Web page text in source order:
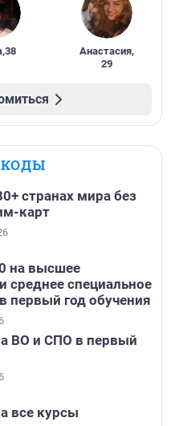
,38 Анастасия,
29
странах мира без
карт
на высшее
среднее специальное
первый год обучения
ВО и СПО в первый
все курсы